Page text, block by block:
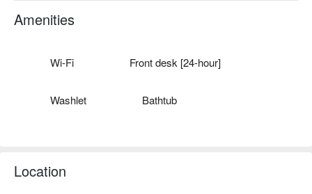
看⬇︎
Amenities
Wi-Fi Front desk [24-hour]
Washlet Bathtub
Location